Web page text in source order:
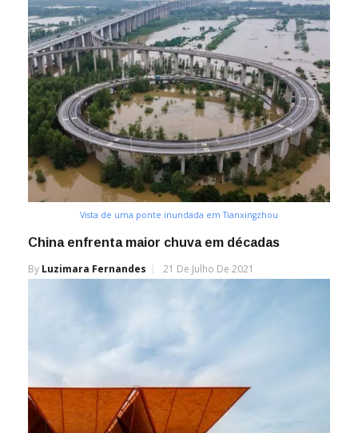
Vista de uma ponte inundada em Tianxingzhou
China enfrenta maior chuva em décadas
By Luzimara Fernandes 21 De Julho De 2021